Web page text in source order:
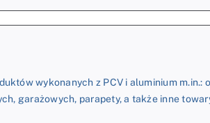
wykonanych z PCV i aluminium m.in.:
garażowych, parapety, a także inne